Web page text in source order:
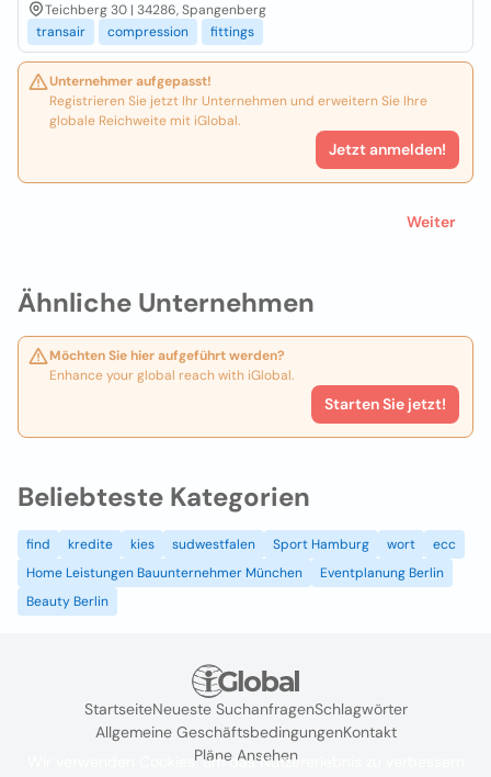
Ähnliche Unternehmen
Möchten Sie hier aufgeführt werden?
Enhance your global reach with iGlobal.
Starten Sie jetzt!
Teichberg 30 | 34286, Spangenberg
transair
compression fittings
Unternehmer aufgepasst!
Registrieren Sie jetzt Ihr Unternehmen und erweitern Sie Ihre
globale Reichweite mit iGlobal.
Jetzt anmelden!
Weiter
Beliebteste Kategorien
find kredite kies sudwestfalen Sport Hamburg wort
ecc
Home Leistungen Bauunternehmer München
Eventplanung Berlin
Beauty Berlin
StartseiteNeueste SuchanfragenSchlagwörter
Allgemeine GeschäftsbedingungenKontakt
Pläne Ansehen
Wir verwenden Cookies, um das Nutzererlebnis zu verbessern